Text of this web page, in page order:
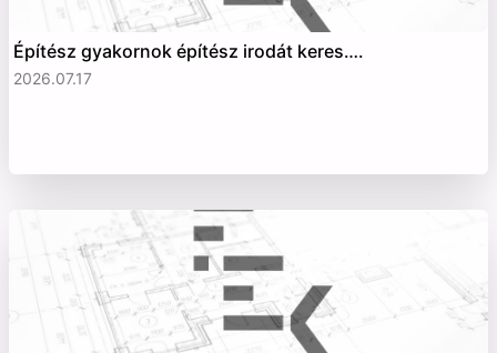
Építész gyakornok építész irodát keres….
2026.07.17